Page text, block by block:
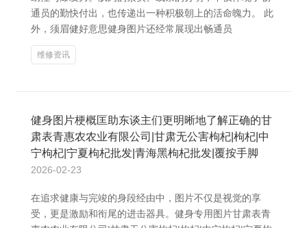
通员的勤快付出，也传递出一种积极朝上的活命魄力。 此
外，须眉健好意思健身图片还经常展现出畅通员
维修资讯
健身图片梗概匡助东谈主们更明晰地了解正确的甘
肃表青惠农农业有限公司|甘肃无公害枸杞|枸杞|中
宁枸杞|宁夏枸杞批发|青海黑枸杞批发|覆按手脚
2026-02-23
在追求健康与完竣的身段经由中，图片不仅是视觉的享
受，更是激励和衔尾的进击器具。健身专用图片甘肃表青